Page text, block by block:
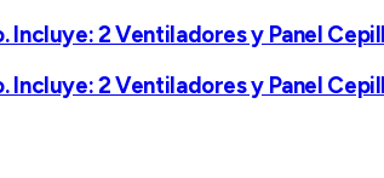
Incluye: 2 Ventiladores y Panel
Incluye: 2 Ventiladores y Panel